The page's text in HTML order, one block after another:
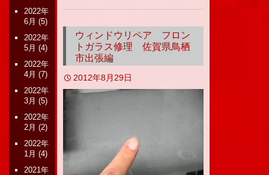
ウィンドウリペア フロン
トガラス修理 佐賀県鳥栖
市出張編
2012年8月29日
2022年
6月 (5)
2022年
5月 (4)
2022年
4月 (7)
2022年
3月 (5)
2022年
2月 (2)
2022年
1月 (4)
2021年